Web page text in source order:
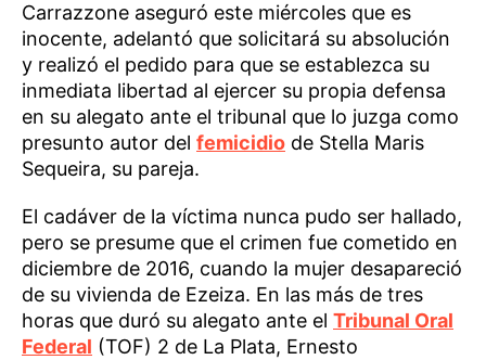
Carrazzone aseguró este miércoles que es
inocente, adelantó que solicitará su absolución
y realizó el pedido para que se establezca su
inmediata libertad al ejercer su propia defensa
en su alegato ante el tribunal que lo juzga como
presunto autor del femicidio de Stella Maris
Sequeira, su pareja.
El cadáver de la víctima nunca pudo ser hallado,
pero se presume que el crimen fue cometido en
diciembre de 2016, cuando la mujer desapareció
de su vivienda de Ezeiza. En las más de tres
horas que duró su alegato ante el Tribunal Oral
Federal (TOF) 2 de La Plata, Ernesto